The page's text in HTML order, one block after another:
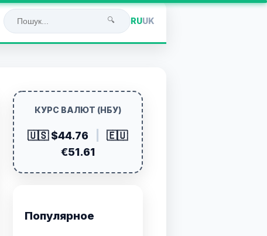
🔍 RUUK
КУРС ВАЛЮТ (НБУ)
🇺🇸 $44.76
🇪🇺
€51.61
Популярное